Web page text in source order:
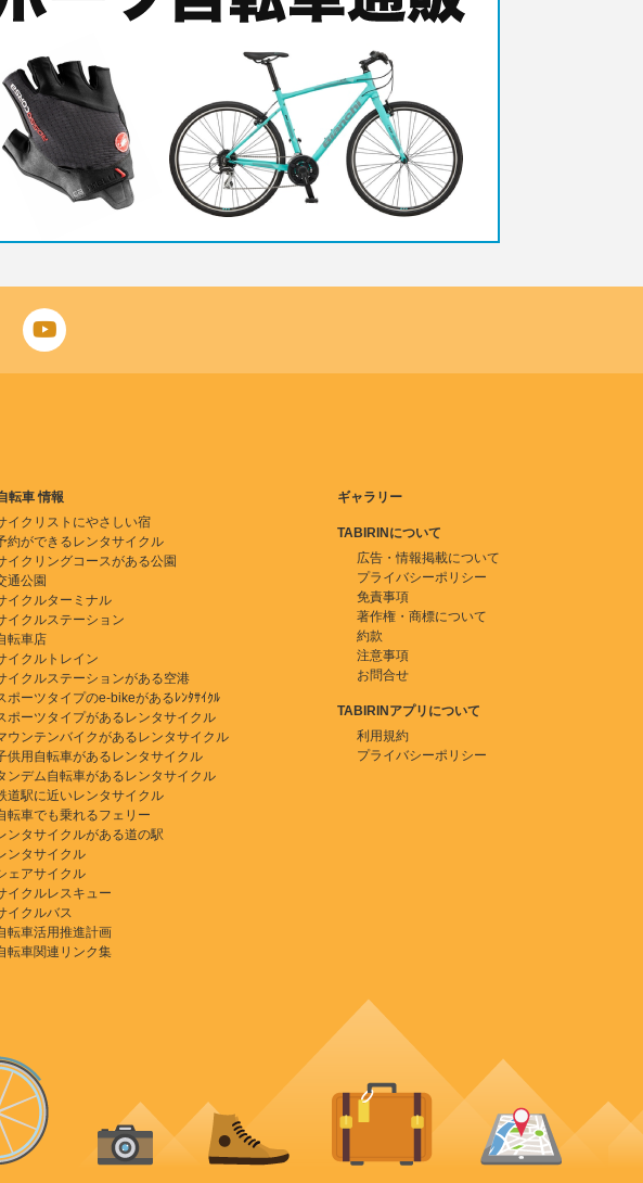
転車 情報
イクリストにやさしい宿
約ができるレンタサイクル
イクリングコースがある公園
通公園
イクルターミナル
イクルステーション
転車店
イクルトレイン
イクルステーションがある空港
ポーツタイプのe-bikeがあるﾚﾝﾀｻｲｸﾙ
ポーツタイプがあるレンタサイクル
ウンテンバイクがあるレンタサイクル
供用自転車があるレンタサイクル
ンデム自転車があるレンタサイクル
道駅に近いレンタサイクル
転車でも乗れるフェリー
ンタサイクルがある道の駅
ンタサイクル
ェアサイクル
イクルレスキュー
イクルバス
転車活用推進計画
転車関連リンク集
ギャラリー
TABIRINについて
広告・情報掲載について
プライバシーポリシー
免責事項
著作権・商標について
約款
注意事項
お問合せ
TABIRINアプリについて
利用規約
プライバシーポリシー